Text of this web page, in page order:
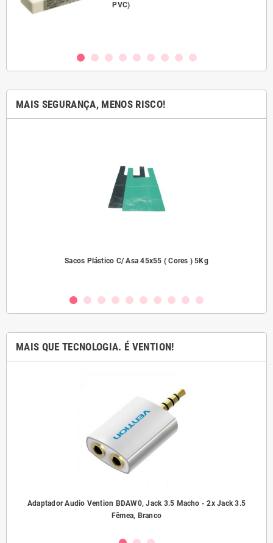
PVC)
MAIS SEGURANÇA, MENOS RISCO!
Sacos Plástico C/ Asa 45x55 ( Cores ) 5Kg
MAIS QUE TECNOLOGIA. É VENTION!
Adaptador Audio Vention BDAW0, Jack 3.5 Macho - 2x Jack 3.5
Fêmea, Branco